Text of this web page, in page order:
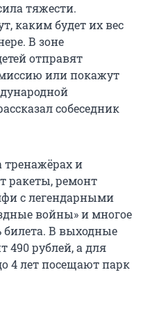
тяжести.
каким будет их вес
В зоне
отправят
или покажут
собеседник
тренажёрах и
ракеты, ремонт
с легендарными
войны» и многое
билета. В выходные
490 рублей, а для
4 лет посещают парк